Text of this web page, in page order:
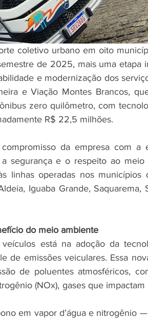
coletivo urbano em oito
de 2025, mais uma etapa
e modernização dos
e Viação Montes Brancos,
zero quilômetro, com
R$ 22,5 milhões.
da empresa com a
segurança e o respeito ao meio
linhas operadas nos municípios
Iguaba Grande, Saquarema,
do meio ambiente
está na adoção da
de emissões veiculares. Essa
de poluentes atmosféricos,
(NOx), gases que
em vapor d’água e nitrogênio